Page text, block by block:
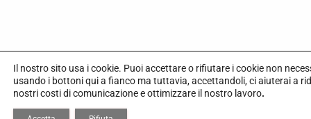
Il nostro sito usa i cookie. Puoi accettare o rifiutare i cookie non
usando i bottoni qui a fianco ma tuttavia,accettandoli, ci aiuterai a
nostri costi di comunicazione e ottimizzare il nostro lavoro.